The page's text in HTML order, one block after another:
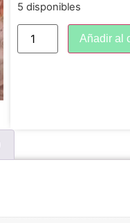
5 disponibles
Añadir al